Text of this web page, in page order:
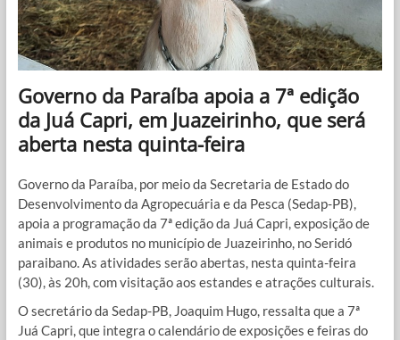
Governo da Paraíba apoia a 7ª edição
da Juá Capri, em Juazeirinho, que será
aberta nesta quinta-feira
Governo da Paraíba, por meio da Secretaria de Estado do
Desenvolvimento da Agropecuária e da Pesca (Sedap-PB),
apoia a programação da 7ª edição da Juá Capri, exposição de
animais e produtos no município de Juazeirinho, no Seridó
paraibano. As atividades serão abertas, nesta quinta-feira
(30), às 20h, com visitação aos estandes e atrações culturais.
O secretário da Sedap-PB, Joaquim Hugo, ressalta que a 7ª
Juá Capri, que integra o calendário de exposições e feiras do